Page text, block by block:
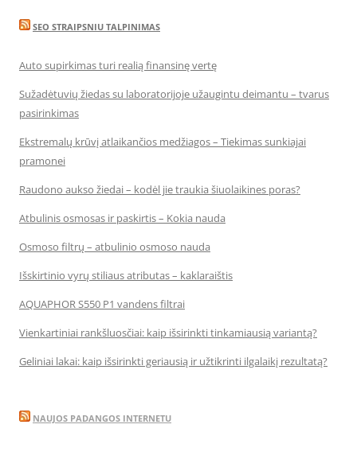
SEO STRAIPSNIU TALPINIMAS
Auto supirkimas turi realią finansinę vertę
Sužadėtuvių žiedas su laboratorijoje užaugintu deimantu – tvarus
pasirinkimas
Ekstremalų krūvį atlaikančios medžiagos – Tiekimas sunkiajai
pramonei
Raudono aukso žiedai – kodėl jie traukia šiuolaikines poras?
Atbulinis osmosas ir paskirtis – Kokia nauda
Osmoso filtrų – atbulinio osmoso nauda
Išskirtinio vyrų stiliaus atributas – kaklaraištis
AQUAPHOR S550 P1 vandens filtrai
Vienkartiniai rankšluosčiai: kaip išsirinkti tinkamiausią variantą?
Geliniai lakai: kaip išsirinkti geriausią ir užtikrinti ilgalaikį rezultatą?
NAUJOS PADANGOS INTERNETU